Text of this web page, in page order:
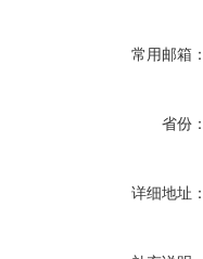
常用邮箱
省份
详细地址